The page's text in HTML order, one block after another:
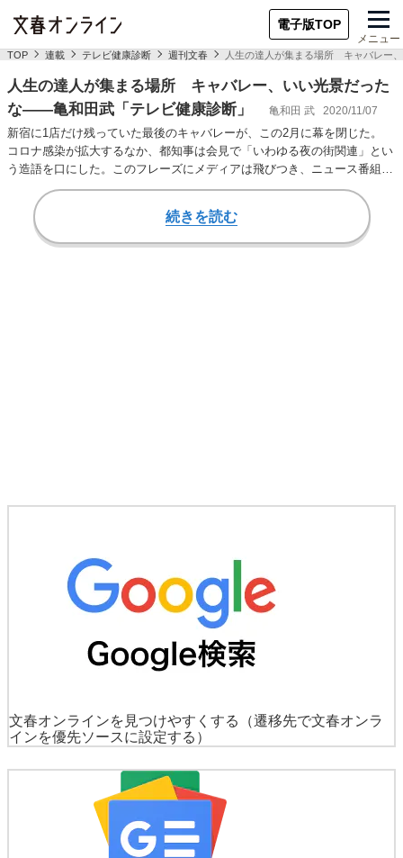
電子版TOP
メニュー
TOP 連載 テレビ健康診断 週刊文春 人生の達人が集まる場所 キャバレー
人生の達人が集まる場所 キャバレー、いい光景だった
な――亀和田武「テレビ健康診断」
亀和田 武 2020/11/07
新宿に1店だけ残っていた最後のキャバレーが、この2月に幕を閉じた。
コロナ感染が拡大するなか、都知事は会見で「いわゆる夜の街関連」とい
う造語を口にした。このフレーズにメディアは飛びつき、ニュース番組は
コロナ報道を流…
続きを読む
文春オンラインを見つけやすくする
（遷移先で文春オンラ
インを優先ソースに設定する）